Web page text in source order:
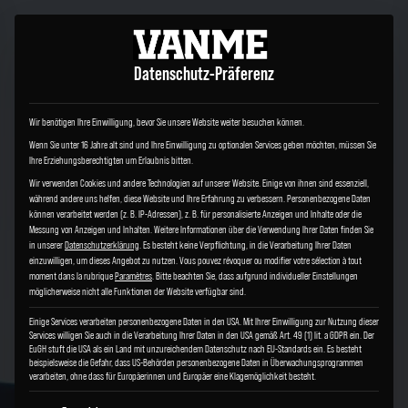
Datenschutz-Präferenz
Wir benötigen Ihre Einwilligung, bevor Sie unsere Website weiter besuchen können.
Wenn Sie unter 16 Jahre alt sind und Ihre Einwilligung zu optionalen Services geben möchten, müssen Sie
Ihre Erziehungsberechtigten um Erlaubnis bitten.
Wir verwenden Cookies und andere Technologien auf unserer Website. Einige von ihnen sind essenziell,
während andere uns helfen, diese Website und Ihre Erfahrung zu verbessern.Personenbezogene Daten
können verarbeitet werden (z. B. IP-Adressen), z. B. für personalisierte Anzeigen und Inhalte oder die
Messung von Anzeigen und Inhalten.Weitere Informationen über die Verwendung Ihrer Daten finden Sie
in unsererDatenschutzerklärung.Es besteht keine Verpflichtung, in die Verarbeitung Ihrer Daten
einzuwilligen, um dieses Angebot zu nutzen.Vous pouvez révoquer ou modifier votre sélection à tout
moment dans la rubriqueParamètres.Bitte beachten Sie, dass aufgrund individueller Einstellungen
möglicherweise nicht alle Funktionen der Website verfügbar sind.
Einige Services verarbeiten personenbezogene Daten in den USA. Mit Ihrer Einwilligung zur Nutzung dieser
Services willigen Sie auch in die Verarbeitung Ihrer Daten in den USA gemäß Art. 49 (1) lit. a GDPR ein. Der
EuGH stuft die USA als ein Land mit unzureichendem Datenschutz nach EU-Standards ein. Es besteht
beispielsweise die Gefahr, dass US-Behörden personenbezogene Daten in Überwachungsprogrammen
verarbeiten, ohne dass für Europäerinnen und Europäer eine Klagemöglichkeit besteht.